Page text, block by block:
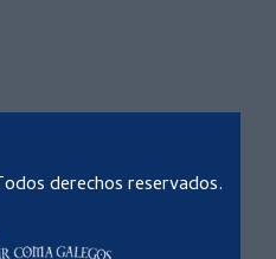
derechos reservados.